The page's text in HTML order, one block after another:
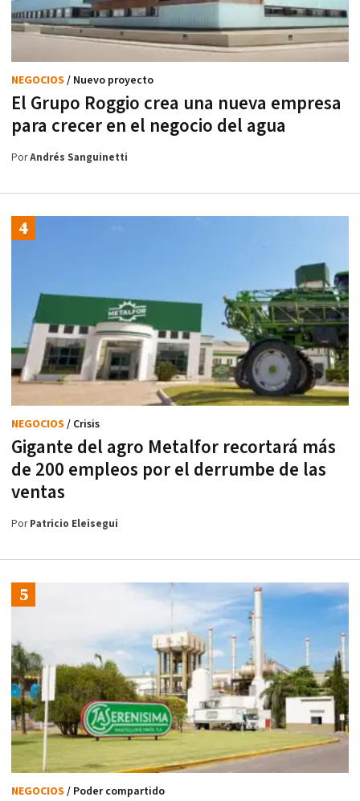
El Grupo Roggio crea una nueva empresa
para crecer en el negocio del agua
NEGOCIOS / Nuevo proyecto
PorAndrés Sanguinetti
Gigante del agro Metalfor recortará más
de 200 empleos por el derrumbe de las
ventas
NEGOCIOS / Crisis
PorPatricio Eleisegui
NEGOCIOS / Poder compartido